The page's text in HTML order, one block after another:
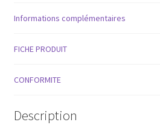
Plage
35..100%RH
250Vac/15A
Informations complémentaires
FICHE PRODUIT
CONFORMITE
Description